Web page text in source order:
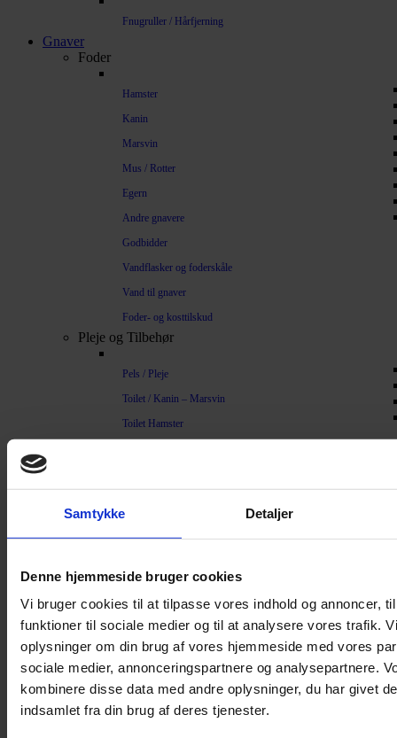
Samtykke Detaljer
Denne hjemmeside bruger cookies
Vi bruger cookies til at tilpasse vores indhold og annoncer,
funktioner til sociale medier og til at analysere vores trafik.
oplysninger om din brug af vores hjemmeside med vores
sociale medier, annonceringspartnere og analysepartnere.
kombinere disse data med andre oplysninger, du har givet
indsamlet fra din brug af deres tjenester.
Fnugruller / Hårfjerning
Gnaver
Foder
Hamster
Kanin
Marsvin
Mus / Rotter
Egern
Andre gnavere
Godbidder
Vandflasker og foderskåle
Vand til gnaver
Foder- og kosttilskud
Pleje og Tilbehør
Pels / Pleje
Toilet / Kanin – Marsvin
Toilet Hamster
Bure
Kaninbur
Rottebur
Marsvinebur
Løbegård
Overdækning løbegård
Indretning til bure